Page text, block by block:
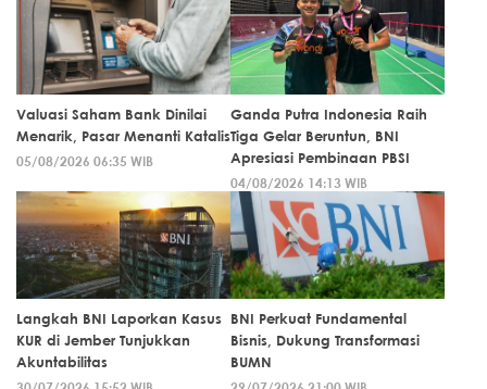
Valuasi Saham Bank Dinilai
Menarik, Pasar Menanti Katalis
05/08/2026 06:35 WIB
Ganda Putra Indonesia Raih
Tiga Gelar Beruntun, BNI
Apresiasi Pembinaan PBSI
04/08/2026 14:13 WIB
Langkah BNI Laporkan Kasus
KUR di Jember Tunjukkan
Akuntabilitas
BNI Perkuat Fundamental
Bisnis, Dukung Transformasi
BUMN